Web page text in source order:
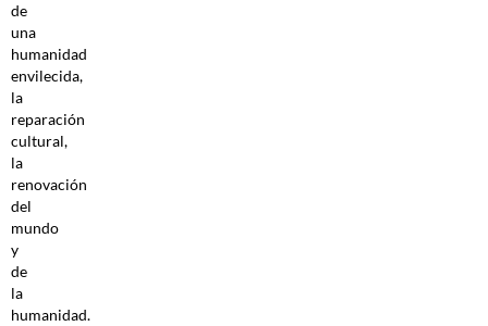
de
una
humanidad
envilecida,
la
reparación
cultural,
la
renovación
del
mundo
y
de
la
humanidad.